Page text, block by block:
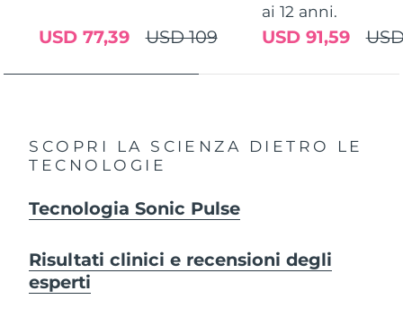
USD 109
USD 77,39
ai 12 anni.
USD 91,59
SCOPRI LA SCIENZA DIETRO LE
TECNOLOGIE
Tecnologia Sonic Pulse
Risultati clinici e recensioni degli
esperti